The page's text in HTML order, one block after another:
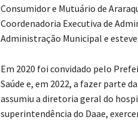
Consumidor e Mutuário de
Coordenadoria Executiva de
Administração Municipal e
Em 2020 foi convidado pelo
Saúde e, em 2022, a fazer parte
assumiu a diretoria geral do
superintendência do Daae,